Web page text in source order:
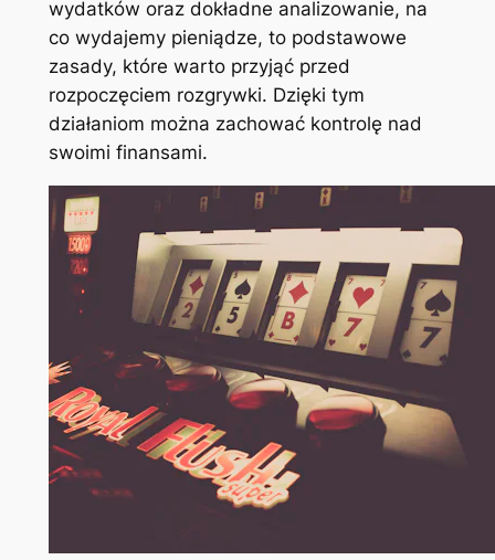
wydatków oraz dokładne analizowanie, na
co wydajemy pieniądze, to podstawowe
zasady, które warto przyjąć przed
rozpoczęciem rozgrywki. Dzięki tym
działaniom można zachować kontrolę nad
swoimi finansami.